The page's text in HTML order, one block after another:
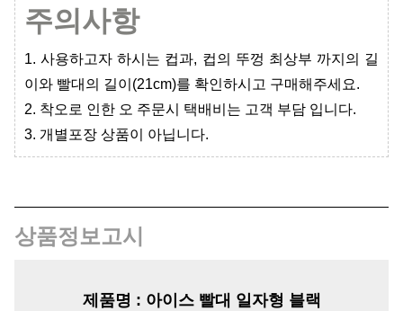
주의사항
1. 사용하고자 하시는 컵과, 컵의 뚜껑 최상부 까지의 길
이와 빨대의 길이(21cm)를 확인하시고 구매해주세요.
2. 착오로 인한 오 주문시 택배비는 고객 부담 입니다.
3. 개별포장 상품이 아닙니다.
상품정보고시
제품명 : 아이스 빨대 일자형 블랙